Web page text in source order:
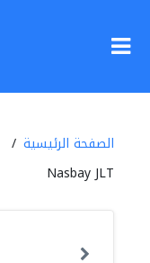
الصفحة الرئيسية
Nasbay JLT